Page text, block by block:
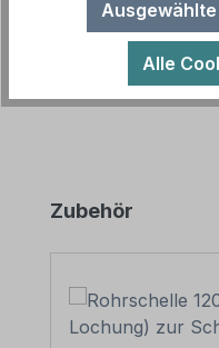
Parkplatzschilder –
frei nach StVO.
Produktgalerie
Zubehör
Alle